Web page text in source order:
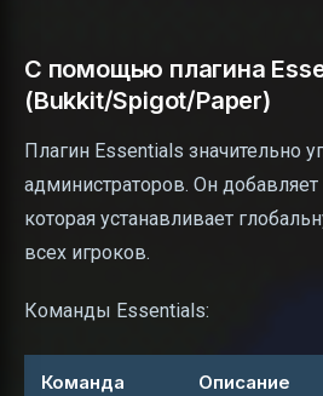
С помощью плагина
(Bukkit/Spigot/Paper)
Плагин Essentials значительно
администраторов. Он
которая устанавливает
всех игроков.
Команды Essentials:
Команда Описание